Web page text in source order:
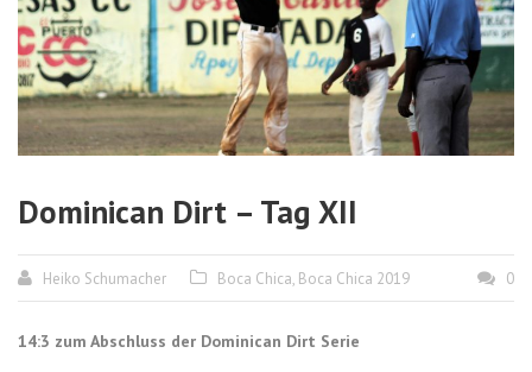
Dominican Dirt – Tag XII
Heiko Schumacher Boca Chica, Boca Chica 2019 0
14:3 zum Abschluss der Dominican Dirt Serie